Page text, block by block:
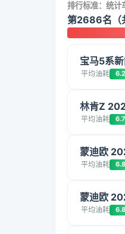
排行标准：统计
第2686名（
宝马5系
平均油耗
林肯Z
平均油耗
蒙迪欧
平均油耗
蒙迪欧
平均油耗